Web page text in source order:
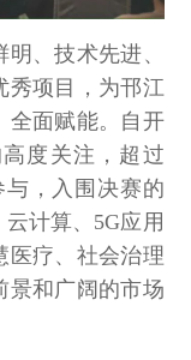
、技术先进、
秀项目，为邗江
全面赋能。自开
度关注，超过
，入围决赛的
计算、5G应用
医疗、社会治理
景和广阔的市场